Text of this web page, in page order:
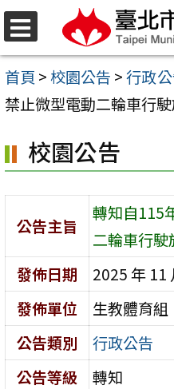
選
單
跳
至
主
要
容
區
首頁 >校園公告 >行政
禁止微型電動二輪車行
校園公告
公告主旨
轉知自115
二輪車行駛
發佈日期
2025 年 11
發佈單位
生教體育組
公告類別
行政公告
公告等級
轉知